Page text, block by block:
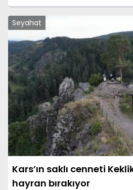
Seyahat
Kars’ın saklı cenneti
hayran bırakıyor